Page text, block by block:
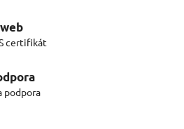
certifikát
podpora